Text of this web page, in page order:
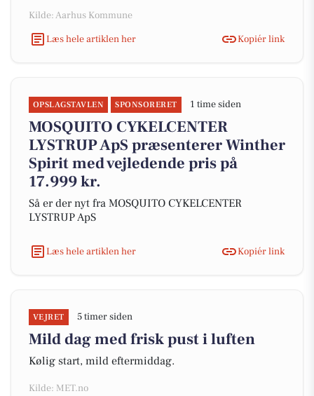
Kilde: Aarhus Kommune
Læs hele artiklen her
Kopiér link
OPSLAGSTAVLEN SPONSORERET 1 time siden
MOSQUITO CYKELCENTER
LYSTRUP ApS præsenterer Winther
Spirit med vejledende pris på
17.999 kr.
Så er der nyt fra MOSQUITO CYKELCENTER
LYSTRUP ApS
Læs hele artiklen her Kopiér link
VEJRET 5 timer siden
Mild dag med frisk pust i luften
Kølig start, mild eftermiddag.
Kilde: MET.no